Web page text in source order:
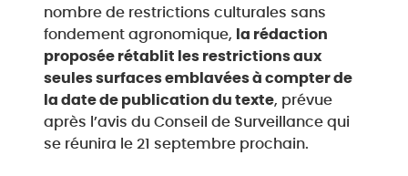
nombre de restrictions culturales sans
fondement agronomique,
la rédaction
proposée rétablit les restrictions aux
seules surfaces emblavées à compter de
la date de publication du texte, prévue
après l’avis du Conseil de Surveillance qui
se réunira le 21 septembre prochain.